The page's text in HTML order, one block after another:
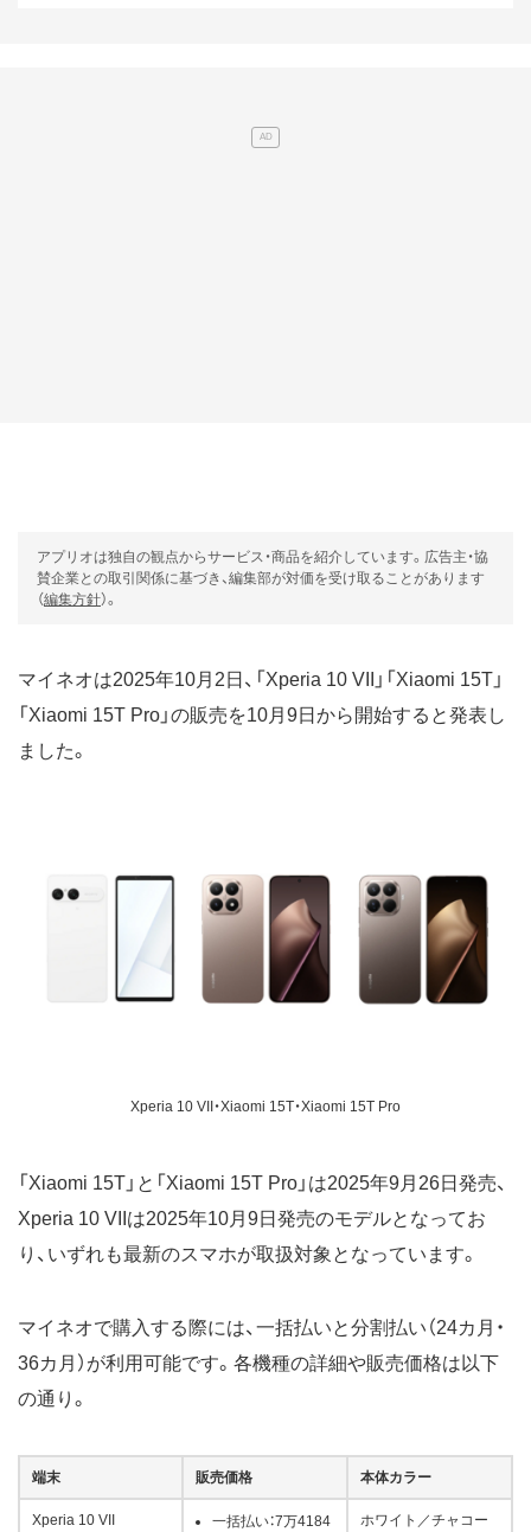
アプリオは独自の観点からサービス・商品を紹介しています。広告主・協
賛企業との取引関係に基づき、編集部が対価を受け取ることがあります
（編集方針）。
マイネオは2025年10月2日、「Xperia 10 VII」「Xiaomi 15T」
「Xiaomi 15T Pro」の販売を10月9日から開始すると発表し
ました。
Xperia 10 VII・Xiaomi 15T・Xiaomi 15T Pro
「Xiaomi 15T」と「Xiaomi 15T Pro」は2025年9月26日発売、
Xperia 10 VIIは2025年10月9日発売のモデルとなってお
り、いずれも最新のスマホが取扱対象となっています。
マイネオで購入する際には、一括払いと分割払い（24カ月・
36カ月）が利用可能です。各機種の詳細や販売価格は以下
の通り。
端末 販売価格 本体カラー
Xperia 10 VII
一括払い：7万4184
ホワイト／チャコー